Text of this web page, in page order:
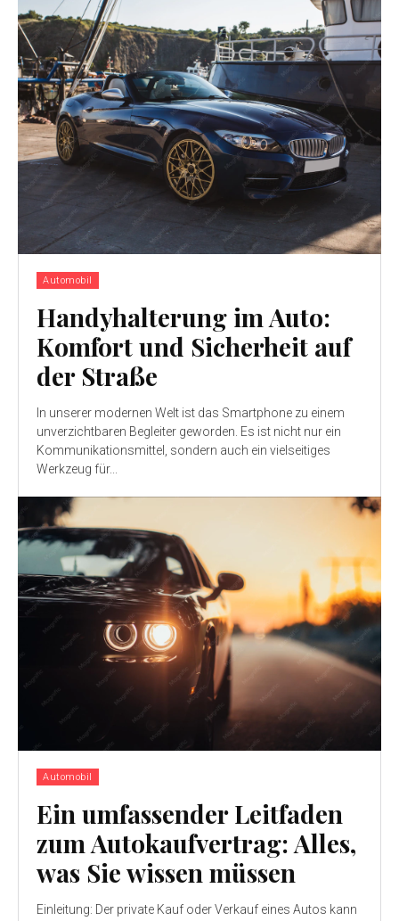
Automobil
Handyhalterung im Auto:
Komfort und Sicherheit auf
der Straße
In unserer modernen Welt ist das Smartphone zu einem
unverzichtbaren Begleiter geworden. Es ist nicht nur ein
Kommunikationsmittel, sondern auch ein vielseitiges
Werkzeug für...
Automobil
Ein umfassender Leitfaden
zum Autokaufvertrag: Alles,
was Sie wissen müssen
Einleitung: Der private Kauf oder Verkauf eines Autos kann